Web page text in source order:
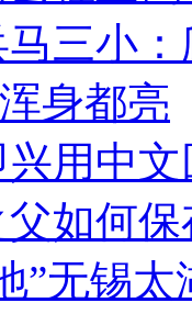
三小
身都亮
用中
父如何
”无锡